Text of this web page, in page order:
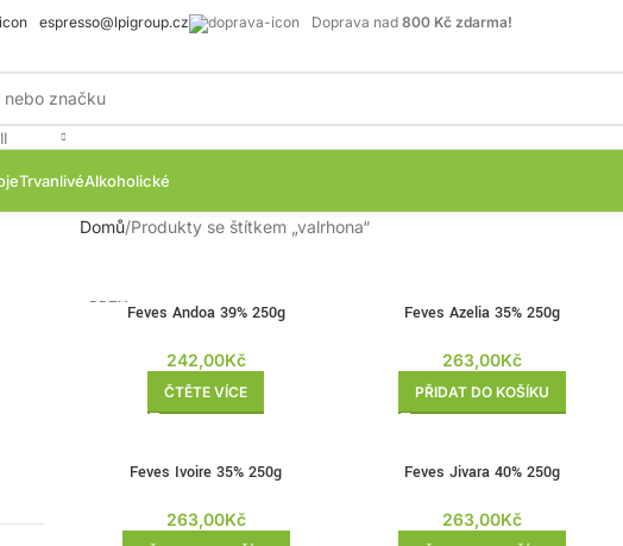
espresso@lpigroup.cz Doprava nad 800 Kč zdarma!
TrvanlivéAlkoholické
Domů Produkty se štítkem „valrhona“
BRZYFeves Andoa 39% 250g
242,00Kč
ČTĚTE VÍCE
Feves Azelia 35% 250g
263,00Kč
PŘIDAT DO KOŠÍKU
Feves Ivoire 35% 250g
263,00Kč
Feves Jivara 40% 250g
263,00Kč